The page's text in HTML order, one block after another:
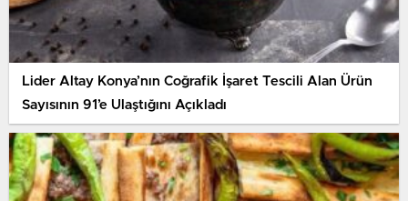
Lider Altay Konya’nın Coğrafik İşaret Tescili Alan Ürün
Sayısının 91’e Ulaştığını Açıkladı